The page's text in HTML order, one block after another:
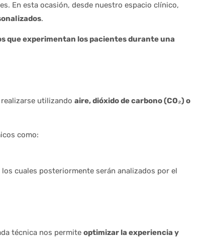
En esta ocasión, desde nuestro espacio clínico,
.
que experimentan los pacientes durante una
utilizando aire, dióxido de carbono (CO₂) o
como:
los cuales posteriormente serán analizados por el
técnica nos permite optimizar la experiencia y